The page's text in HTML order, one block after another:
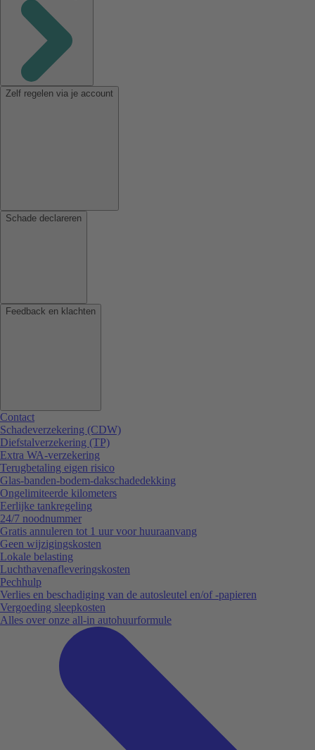
Zelf regelen via je account
Schade declareren
Feedback en klachten
Contact
Schadeverzekering (CDW)
Diefstalverzekering (TP)
Extra WA-verzekering
Terugbetaling eigen risico
Glas-banden-bodem-dakschadedekking
Ongelimiteerde kilometers
Eerlijke tankregeling
24/7 noodnummer
Gratis annuleren tot 1 uur voor huuraanvang
Geen wijzigingskosten
Lokale belasting
Luchthavenafleveringskosten
Pechhulp
Verlies en beschadiging van de autosleutel en/of -papieren
Vergoeding sleepkosten
Alles over onze all-in autohuurformule